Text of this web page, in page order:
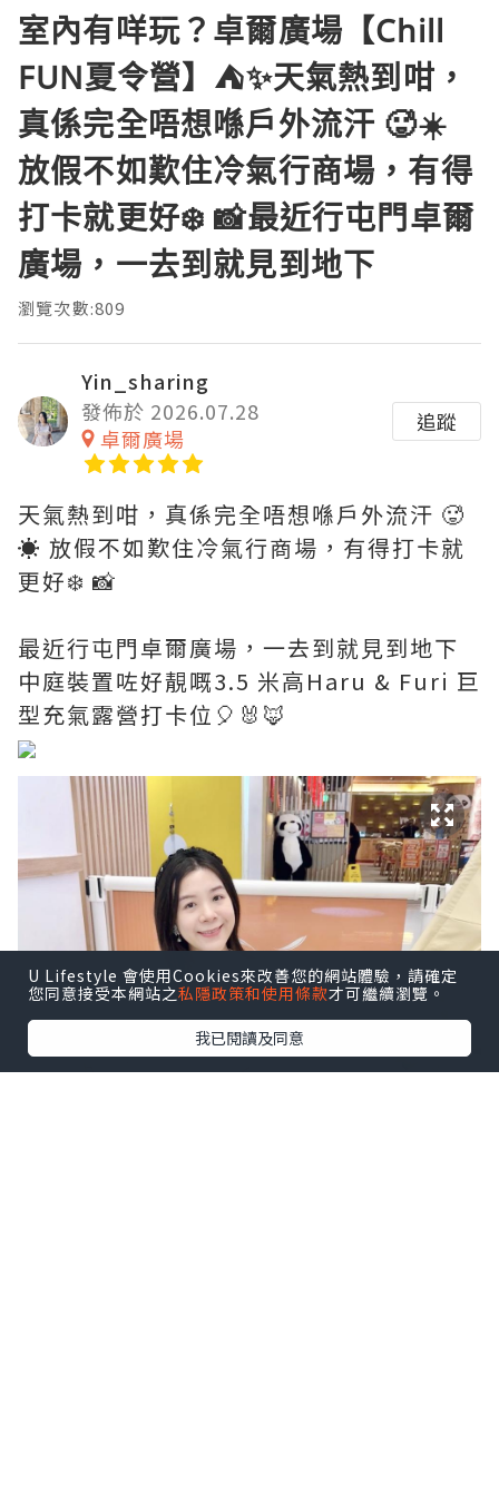
室內有咩玩？卓爾廣場【Chill
FUN夏令營】⛺️✨天氣熱到咁，
真係完全唔想喺戶外流汗 🥵☀️
放假不如歎住冷氣行商場，有得
打卡就更好❄️ 📸最近行屯門卓爾
廣場，一去到就見到地下
瀏覽次數:809
Yin_sharing
發佈於 2026.07.28
卓爾廣場
追蹤
天氣熱到咁，真係完全唔想喺戶外流汗 🥵
☀️ 放假不如歎住冷氣行商場，有得打卡就
更好❄️ 📸
最近行屯門卓爾廣場，一去到就見到地下
中庭裝置咗好靚嘅3.5 米高Haru & Furi 巨
型充氣露營打卡位🎈🐰🦊
U Lifestyle 會使用Cookies來改善您的網站體驗，請確定
您同意接受本網站之私隱政策和使用條款才可繼續瀏覽。
我已閱讀及同意